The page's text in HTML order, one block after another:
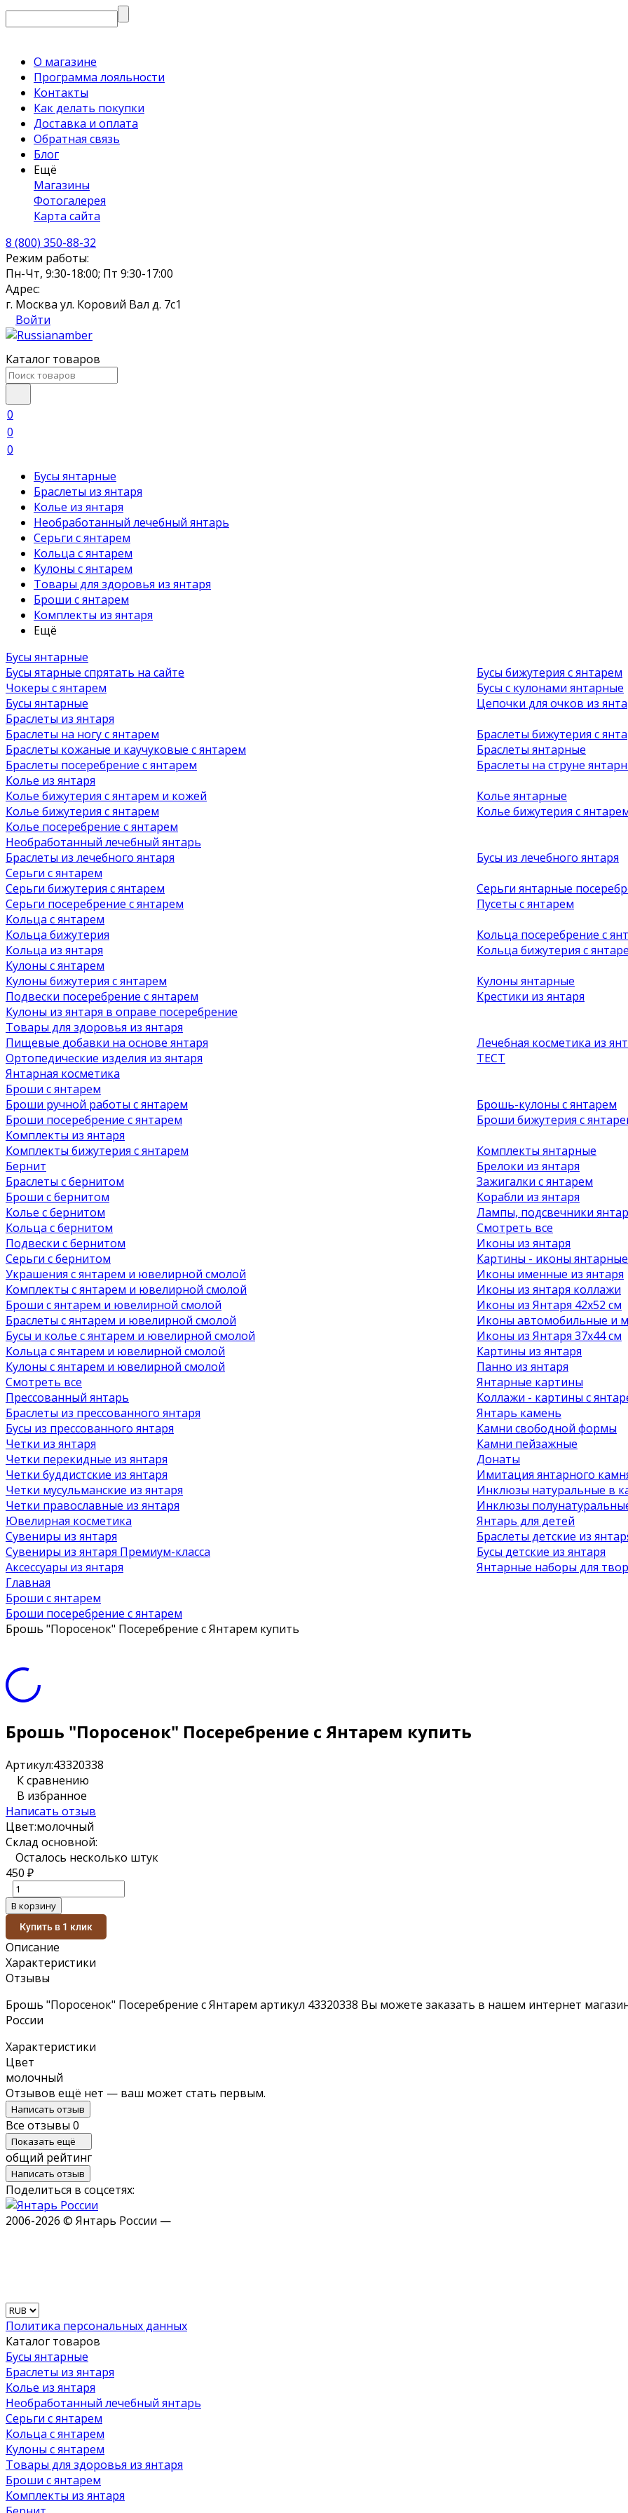
О магазине
Программа лояльности
Контакты
Как делать покупки
Доставка и оплата
Обратная связь
Блог
Ещё
Магазины
Фотогалерея
Карта сайта
8 (800) 350-88-32
Режим работы:
Пн-Чт, 9:30-18:00; Пт 9:30-17:00
Адрес:
г. Москва ул. Коровий Вал д. 7с1
Войти
Каталог товаров
0
0
0
Бусы янтарные
Браслеты из янтаря
Колье из янтаря
Необработанный лечебный янтарь
Серьги с янтарем
Кольца с янтарем
Кулоны с янтарем
Товары для здоровья из янтаря
Броши с янтарем
Комплекты из янтаря
Ещё
Бусы янтарные
Бусы ятарные спрятать на сайте
Чокеры с янтарем
Бусы янтарные
Бусы бижутерия с янтарем
Бусы с кулонами янтарные
Цепочки для очков из
Браслеты из янтаря
Браслеты на ногу с янтарем
Браслеты кожаные и каучуковые с янтарем
Браслеты посеребрение с янтарем
Браслеты бижутерия с
Браслеты янтарные
Браслеты на струне
Колье из янтаря
Колье бижутерия с янтарем и кожей
Колье бижутерия с янтарем
Колье посеребрение с янтарем
Колье янтарные
Колье бижутерия с
Необработанный лечебный янтарь
Браслеты из лечебного янтаря
Бусы из лечебного янтаря
Серьги с янтарем
Серьги бижутерия с янтарем
Серьги посеребрение с янтарем
Серьги янтарные
Пусеты с янтарем
Кольца с янтарем
Кольца бижутерия
Кольца из янтаря
Кольца посеребрение с
Кольца бижутерия с
Кулоны с янтарем
Кулоны бижутерия с янтарем
Подвески посеребрение с янтарем
Кулоны из янтаря в оправе посеребрение
Кулоны янтарные
Крестики из янтаря
Товары для здоровья из янтаря
Пищевые добавки на основе янтаря
Ортопедические изделия из янтаря
Янтарная косметика
Лечебная косметика из
ТЕСТ
Броши с янтарем
Броши ручной работы с янтарем
Броши посеребрение с янтарем
Брошь-кулоны с янтарем
Броши бижутерия с
Комплекты из янтаря
Комплекты бижутерия с янтарем
Комплекты янтарные
Бернит
Браслеты с бернитом
Броши с бернитом
Колье с бернитом
Кольца с бернитом
Подвески с бернитом
Серьги с бернитом
Украшения с янтарем и ювелирной смолой
Комплекты с янтарем и ювелирной смолой
Броши с янтарем и ювелирной смолой
Браслеты с янтарем и ювелирной смолой
Бусы и колье с янтарем и ювелирной смолой
Кольца с янтарем и ювелирной смолой
Кулоны с янтарем и ювелирной смолой
Смотреть все
Прессованный янтарь
Браслеты из прессованного янтаря
Бусы из прессованного янтаря
Четки из янтаря
Четки перекидные из янтаря
Четки буддистские из янтаря
Четки мусульманские из янтаря
Четки православные из янтаря
Ювелирная косметика
Сувениры из янтаря
Сувениры из янтаря Премиум-класса
Аксессуары из янтаря
Брелоки из янтаря
Зажигалки с янтарем
Корабли из янтаря
Лампы, подсвечники
Смотреть все
Иконы из янтаря
Картины - иконы янтарные
Иконы именные из янтаря
Иконы из янтаря коллажи
Иконы из Янтаря 42х52 см
Иконы автомобильные и
Иконы из Янтаря 37х44 см
Картины из янтаря
Панно из янтаря
Янтарные картины
Коллажи - картины с
Янтарь камень
Камни свободной формы
Камни пейзажные
Донаты
Имитация янтарного
Инклюзы натуральные в
Инклюзы
Янтарь для детей
Браслеты детские из
Бусы детские из янтаря
Янтарные наборы для
Главная
Броши с янтарем
Броши посеребрение с янтарем
Брошь "Поросенок" Посеребрение с Янтарем купить
Брошь "Поросенок" Посеребрение с Янтарем купить
Артикул:43320338
К сравнению
В избранное
Написать отзыв
Цвет:молочный
Склад основной:
Осталось несколько штук
450 ₽
В корзину
Купить в 1 клик
Описание
Характеристики
Отзывы
Брошь "Поросенок" Посеребрение с Янтарем артикул 43320338 Вы можете заказать в нашем интернет
России
Характеристики
Цвет
молочный
Отзывов ещё нет — ваш может стать первым.
Написать отзыв
Все отзывы 0
Показать ещё
общий рейтинг
Написать отзыв
Поделиться в соцсетях:
2006-2026 © Янтарь России —
Политика персональных данных
Каталог товаров
Бусы янтарные
Браслеты из янтаря
Колье из янтаря
Необработанный лечебный янтарь
Серьги с янтарем
Кольца с янтарем
Кулоны с янтарем
Товары для здоровья из янтаря
Броши с янтарем
Комплекты из янтаря